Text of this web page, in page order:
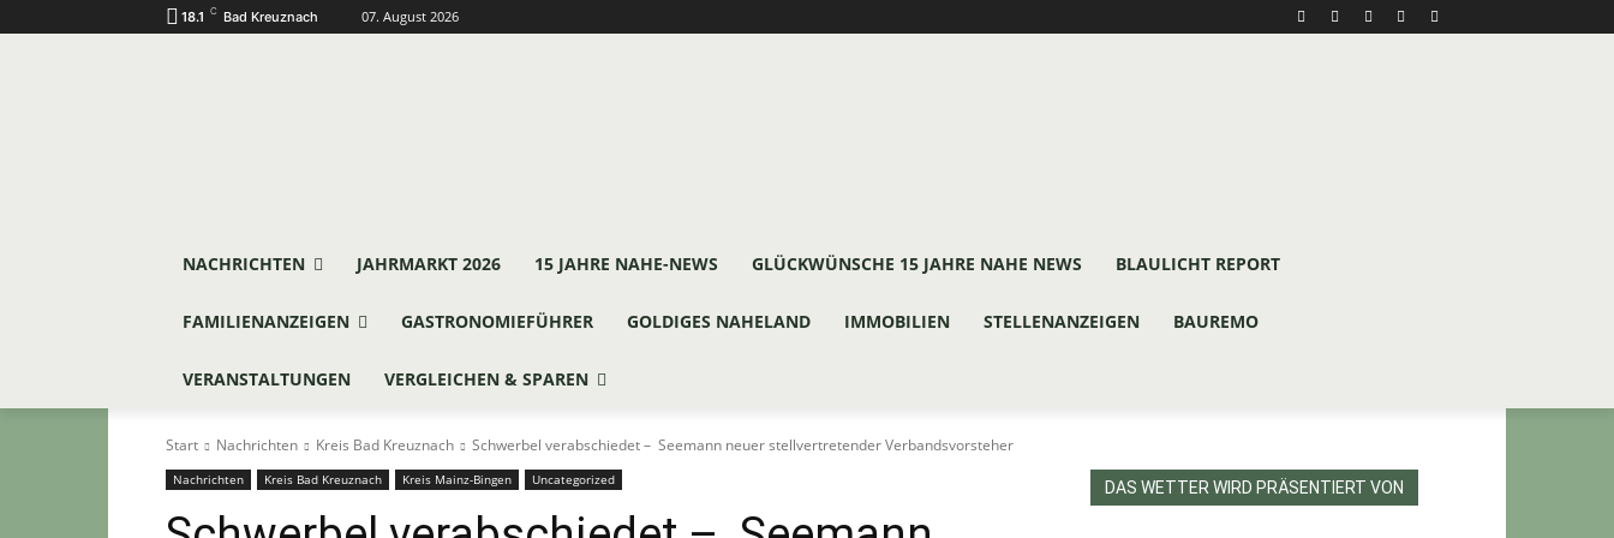
18.1 C Bad Kreuznach 07. August 2026
NACHRICHTEN JAHRMARKT 2026 15 JAHRE NAHE-NEWS GLÜCKWÜNSCHE 15 JAHRE NAHE NEWS BLAULICHT REPORT
FAMILIENANZEIGEN GASTRONOMIEFÜHRER GOLDIGES NAHELAND IMMOBILIEN STELLENANZEIGEN BAUREMO
VERANSTALTUNGEN VERGLEICHEN & SPAREN
Start Nachrichten Kreis Bad Kreuznach Schwerbel verabschiedet – Seemann neuer stellvertretender Verbandsvorsteher
Nachrichten Kreis Bad Kreuznach Kreis Mainz-Bingen Uncategorized DAS WETTER WIRD PRÄSENTIERT VON